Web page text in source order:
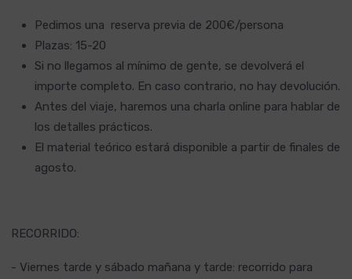
Pedimos una reserva previa de 200€/persona
Plazas: 15-20
Si no llegamos al mínimo de gente, se devolverá el
importe completo. En caso contrario, no hay devolución.
Antes del viaje, haremos una charla online para hablar de
los detalles prácticos.
El material teórico estará disponible a partir de finales de
agosto.
RECORRIDO:
- Viernes tarde y sábado mañana y tarde: recorrido para